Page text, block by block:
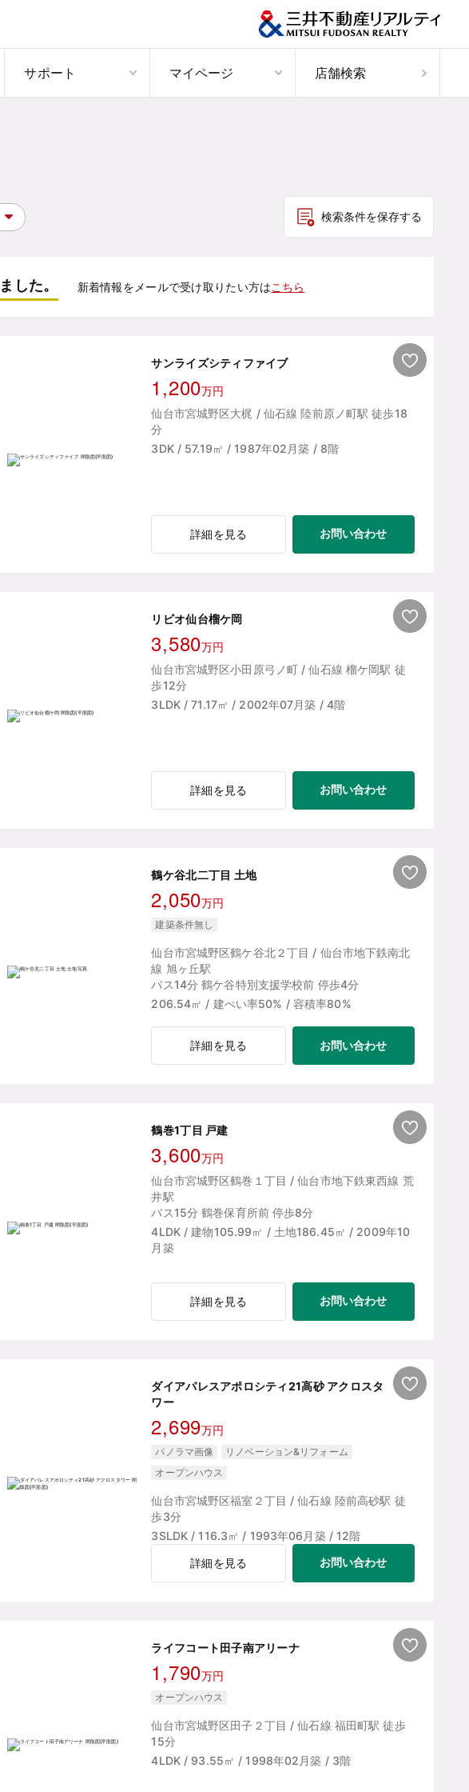
サポート マイページ 店舗検索
検索条件を保存する
した。 新着情報をメールで受け取りたい方はこちら
サンライズシティファイブ
1,200万円
仙台市宮城野区大梶 / 仙石線 陸前原ノ町駅 徒歩18
分
3DK / 57.19㎡ / 1987年02月築 / 8階
詳細を見る お問い合わせ
リビオ仙台榴ケ岡
3,580万円
仙台市宮城野区小田原弓ノ町 / 仙石線 榴ケ岡駅 徒
歩12分
3LDK / 71.17㎡ / 2002年07月築 / 4階
詳細を見る お問い合わせ
鶴ケ谷北二丁目 土地
2,050万円
建築条件無し
仙台市宮城野区鶴ケ谷北２丁目 / 仙台市地下鉄南北
線 旭ヶ丘駅
バス14分 鶴ケ谷特別支援学校前 停歩4分
206.54㎡ / 建ぺい率50% / 容積率80%
詳細を見る お問い合わせ
鶴巻1丁目 戸建
3,600万円
仙台市宮城野区鶴巻１丁目 / 仙台市地下鉄東西線 荒
井駅
バス15分 鶴巻保育所前 停歩8分
4LDK / 建物105.99㎡ / 土地186.45㎡ / 2009年10
月築
詳細を見る お問い合わせ
ダイアパレスアポロシティ21高砂 アクロスタ
ワー
2,699万円
パノラマ画像
リノベーション&リフォーム
オープンハウス
仙台市宮城野区福室２丁目 / 仙石線 陸前高砂駅 徒
歩3分
3SLDK / 116.3㎡ / 1993年06月築 / 12階
詳細を見る
お問い合わせ
ライフコート田子南アリーナ
1,790万円
オープンハウス
仙台市宮城野区田子２丁目 / 仙石線 福田町駅 徒歩
15分
4LDK / 93.55㎡ / 1998年02月築 / 3階